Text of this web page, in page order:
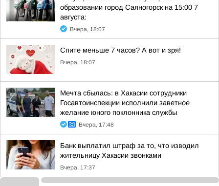
образовании город Саяногорск на 15:00 7
августа:
Вчера, 18:07
Спите меньше 7 часов? А вот и зря!
Вчера, 18:07
Мечта сбылась: в Хакасии сотрудники
Госавтоинспекции исполнили заветное
желание юного поклонника службы
Вчера, 17:48
Банк выплатил штраф за то, что изводил
жительницу Хакасии звонками
Вчера, 17:37